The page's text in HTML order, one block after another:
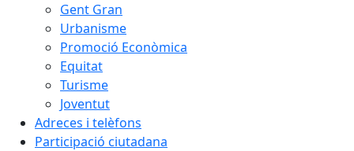
Gent Gran
Urbanisme
Promoció Econòmica
Equitat
Turisme
Joventut
Adreces i telèfons
Participació ciutadana